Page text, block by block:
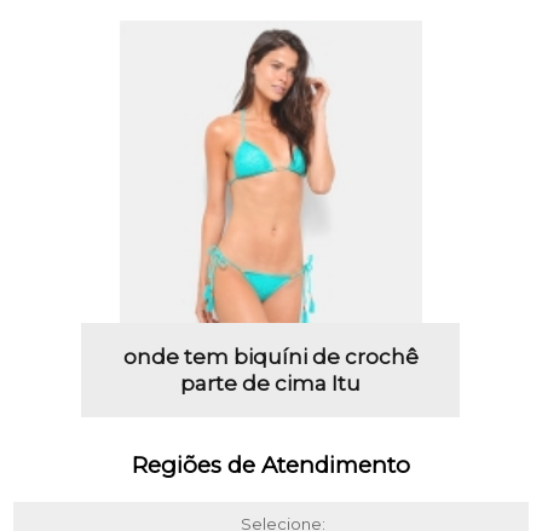
onde tem biquíni de crochê
parte de cima Itu
Regiões de Atendimento
Selecione: